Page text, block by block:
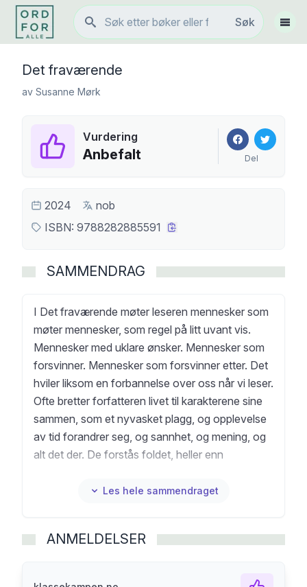
Søk
Søk
Vis
Det fraværende
av Susanne Mørk
Vurdering
Anbefalt Del
2024
nob
ISBN: 9788282885591
SAMMENDRAG
I Det fraværende møter leseren mennesker som
møter mennesker, som regel på litt uvant vis.
Mennesker med uklare ønsker. Mennesker som
forsvinner. Mennesker som forsvinner etter. Det
hviler liksom en forbannelse over oss når vi leser.
Ofte bretter forfatteren livet til karakterene sine
sammen, som et nyvasket plagg, og opplevelse
av tid forandrer seg, og sannhet, og mening, og
alt det der. De forstås foldet, heller enn
bekrefter at vi lever tragiske liv, som vi ikke
Les hele sammendraget
ANMELDELSER